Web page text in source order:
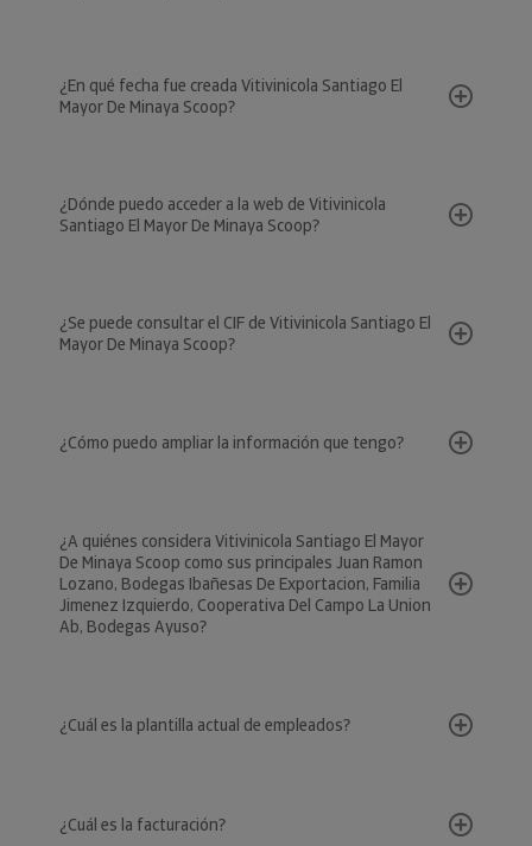
¿En qué fecha fue creada Vitivinicola Santiago El
Mayor De Minaya Scoop?
¿Dónde puedo acceder a la web de Vitivinicola
Santiago El Mayor De Minaya Scoop?
¿Se puede consultar el CIF de Vitivinicola Santiago El
Mayor De Minaya Scoop?
¿Cómo puedo ampliar la información que tengo?
¿A quiénes considera Vitivinicola Santiago El Mayor
De Minaya Scoop como sus principales Juan Ramon
Lozano, Bodegas Ibañesas De Exportacion, Familia
Jimenez Izquierdo, Cooperativa Del Campo La Union
Ab, Bodegas Ayuso?
¿Cuál es la plantilla actual de empleados?
¿Cuál es la facturación?